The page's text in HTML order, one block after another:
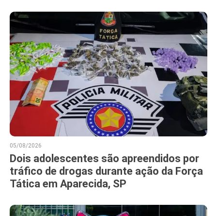
05/08/2026
Dois adolescentes são apreendidos por
tráfico de drogas durante ação da Força
Tática em Aparecida, SP